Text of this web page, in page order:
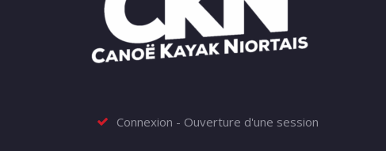
Connexion - Ouverture d'une session